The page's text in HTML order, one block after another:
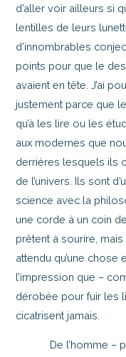
d’aller voir ailleurs si
lentilles de leurs
d’innombrables
points pour que le
avaient en tête. J’ai
justement parce que
qu’à les lire ou les
aux modernes que
derrières lesquels ils
de l’univers. Ils sont
science avec la
une corde à un coin
prêtent à sourire, mais
attendu qu’une chose
l’impression que –
dérobée pour fuir les
cicatrisent jamais.
De l’homme –